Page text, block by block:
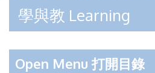
學與教 Learning
Open Menu 打開目錄